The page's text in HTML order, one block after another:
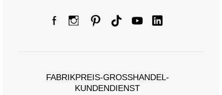
FABRIKPREIS-GROSSHANDEL-K
UNDENDIENST